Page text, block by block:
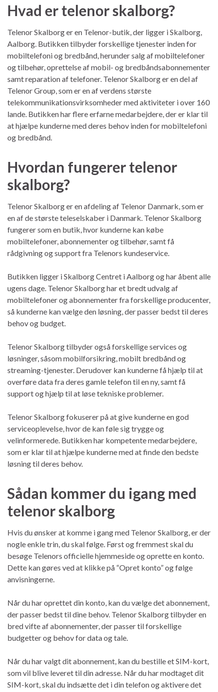
Hvad er telenor skalborg?
Telenor Skalborg er en Telenor-butik, der ligger i Skalborg,
Aalborg. Butikken tilbyder forskellige tjenester inden for
mobiltelefoni og bredbånd, herunder salg af mobiltelefoner
og tilbehør, oprettelse af mobil- og bredbåndsabonnementer
samt reparation af telefoner. Telenor Skalborg er en del af
Telenor Group, som er en af verdens største
telekommunikationsvirksomheder med aktiviteter i over 160
lande. Butikken har flere erfarne medarbejdere, der er klar til
at hjælpe kunderne med deres behov inden for mobiltelefoni
og bredbånd.
Hvordan fungerer telenor
skalborg?
Telenor Skalborg er en afdeling af Telenor Danmark, som er
en af de største teleselskaber i Danmark. Telenor Skalborg
fungerer som en butik, hvor kunderne kan købe
mobiltelefoner, abonnementer og tilbehør, samt få
rådgivning og support fra Telenors kundeservice.
Butikken ligger i Skalborg Centret i Aalborg og har åbent alle
ugens dage. Telenor Skalborg har et bredt udvalg af
mobiltelefoner og abonnementer fra forskellige producenter,
så kunderne kan vælge den løsning, der passer bedst til deres
behov og budget.
Telenor Skalborg tilbyder også forskellige services og
løsninger, såsom mobilforsikring, mobilt bredbånd og
streaming-tjenester. Derudover kan kunderne få hjælp til at
overføre data fra deres gamle telefon til en ny, samt få
support og hjælp til at løse tekniske problemer.
Telenor Skalborg fokuserer på at give kunderne en god
serviceoplevelse, hvor de kan føle sig trygge og
velinformerede. Butikken har kompetente medarbejdere,
som er klar til at hjælpe kunderne med at finde den bedste
løsning til deres behov.
Sådan kommer du igang med
telenor skalborg
Hvis du ønsker at komme i gang med Telenor Skalborg, er der
nogle enkle trin, du skal følge. Først og fremmest skal du
besøge Telenors officielle hjemmeside og oprette en konto.
Dette kan gøres ved at klikke på “Opret konto” og følge
anvisningerne.
Når du har oprettet din konto, kan du vælge det abonnement,
der passer bedst til dine behov. Telenor Skalborg tilbyder en
bred vifte af abonnementer, der passer til forskellige
budgetter og behov for data og tale.
Når du har valgt dit abonnement, kan du bestille et SIM-kort,
som vil blive leveret til din adresse. Når du har modtaget dit
SIM-kort, skal du indsætte det i din telefon og aktivere det